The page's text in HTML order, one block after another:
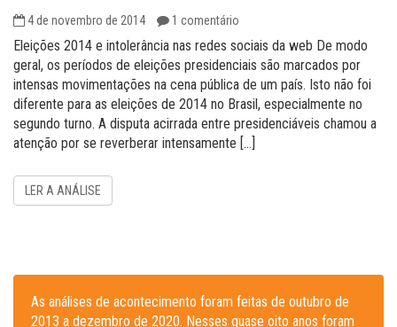
4 de novembro de 2014 1 comentário
Eleições 2014 e intolerância nas redes sociais da web De modo
geral, os períodos de eleições presidenciais são marcados por
intensas movimentações na cena pública de um país. Isto não foi
diferente para as eleições de 2014 no Brasil, especialmente no
segundo turno. A disputa acirrada entre presidenciáveis chamou a
atenção por se reverberar intensamente […]
LER A ANÁLISE
As análises de acontecimento foram feitas de outubro de
2013 a dezembro de 2020. Nesses quase oito anos foram